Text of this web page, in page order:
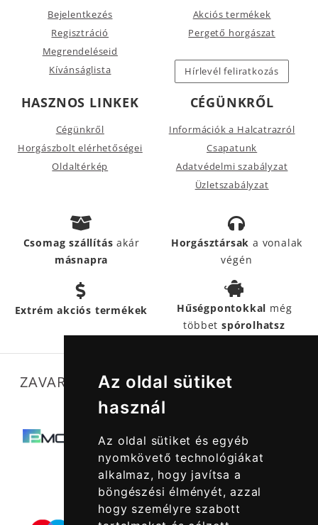
Az oldal sütiket
használ
Az oldal sütiket és egyéb
nyomkövető technológiákat
alkalmaz, hogy javítsa a
böngészési élményét, azzal
hogy személyre szabott
Bejelentkezés
Regisztráció
Megrendeléseid
Kívánságlista
Akciós termékek
Pergető horgászat
Hírlevél feliratkozás
HASZNOS LINKEK
Cégünkről
Horgászbolt elérhetőségei
Oldaltérkép
CÉGÜNKRŐL
Információk a Halcatrazról
Csapatunk
Adatvédelmi szabályzat
Üzletszabályzat
Csomag szállításakár
másnapra
Horgásztársak a vonalak
végén
Extrém akciós termékek Hűségpontokkal még
többetspórolhatsz
ZAVARTALAN MŰKÖDÉSÜNKET SEGÍTIK